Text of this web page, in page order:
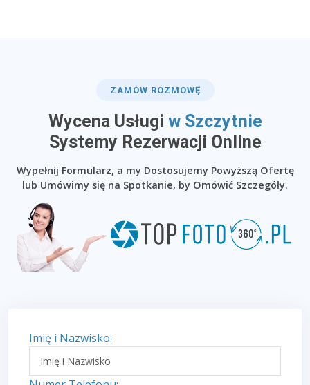
ZAMÓW ROZMOWĘ
Wycena Usługi w Szczytnie
​Systemy Rezerwacji Online
Wypełnij Formularz, a my Dostosujemy Powyższą Ofertę
lub Umówimy się na Spotkanie, by Omówić Szczegóły.
Imię i Nazwisko: